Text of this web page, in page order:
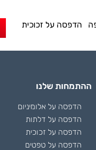
הדפסה על זכוכית
ההתמחות שלנו
הדפסה על אלומיניום
הדפסה על דלתות
הדפסה על זכוכית
הדפסה על טפטים